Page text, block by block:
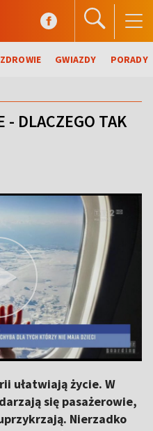
ZDROWIE GWIAZDY PORADY
- DLACZEGO TAK
ułatwiają życie. W
się pasażerowie,
Nierzadko